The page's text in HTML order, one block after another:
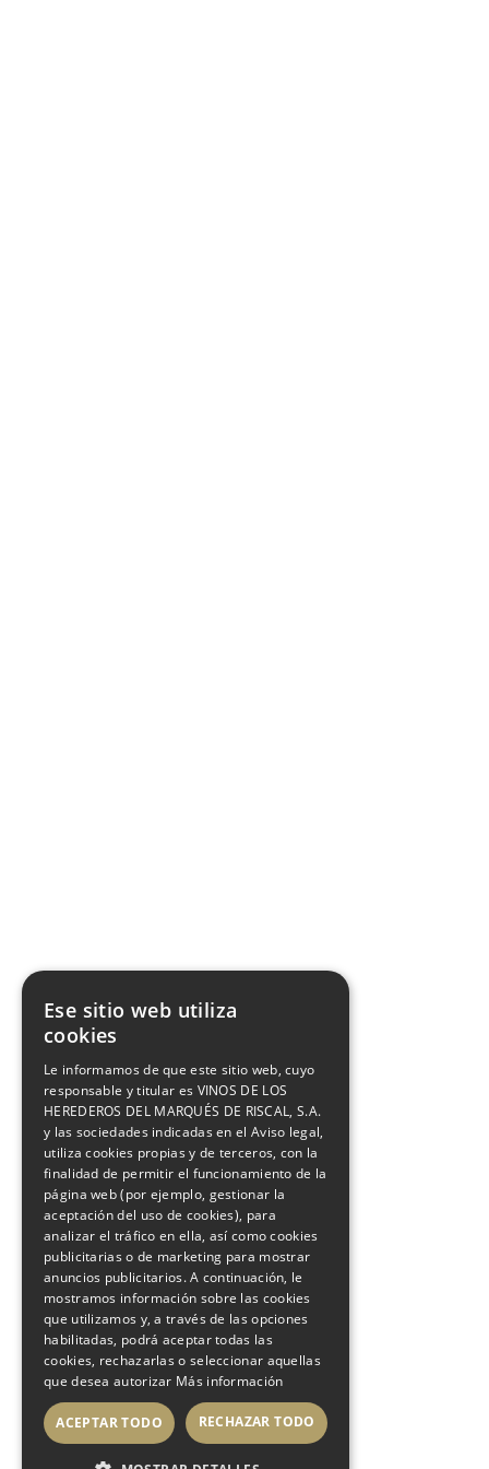
Ese sitio web utiliza
cookies
Le informamos de que este sitio web, cuyo
responsable y titular es VINOS DE LOS
HEREDEROS DEL MARQUÉS DE RISCAL, S.A.
y las sociedades indicadas en el Aviso legal,
utiliza cookies propias y de terceros, con la
finalidad de permitir el funcionamiento de la
página web (por ejemplo, gestionar la
aceptación del uso de cookies), para
analizar el tráfico en ella, así como cookies
publicitarias o de marketing para mostrar
anuncios publicitarios. A continuación, le
mostramos información sobre las cookies
que utilizamos y, a través de las opciones
habilitadas, podrá aceptar todas las
cookies, rechazarlas o seleccionar aquellas
que desea autorizar Más información
ACEPTAR TODO RECHAZAR TODO